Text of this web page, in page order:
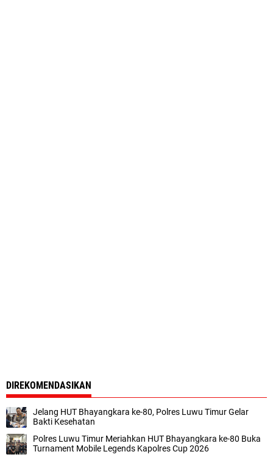
DIREKOMENDASIKAN
Jelang HUT Bhayangkara ke-80, Polres Luwu Timur Gelar
Bakti Kesehatan
Polres Luwu Timur Meriahkan HUT Bhayangkara ke-80 Buka
Turnament Mobile Legends Kapolres Cup 2026